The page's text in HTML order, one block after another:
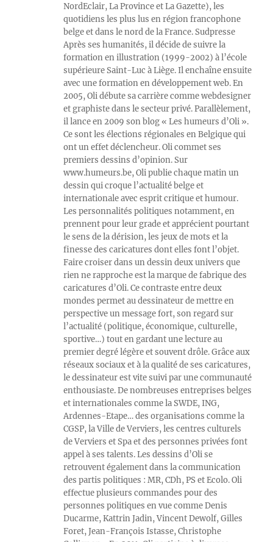
NordEclair, La Province et La Gazette), les
quotidiens les plus lus en région francophone
belge et dans le nord de la France. Sudpresse
Après ses humanités, il décide de suivre la
formation en illustration (1999-2002) à l’école
supérieure Saint-Luc à Liège. Il enchaîne ensuite
avec une formation en développement web. En
2005, Oli débute sa carrière comme webdesigner
et graphiste dans le secteur privé. Parallèlement,
il lance en 2009 son blog « Les humeurs d’Oli ».
Ce sont les élections régionales en Belgique qui
ont un effet déclencheur. Oli commet ses
premiers dessins d’opinion. Sur
www.humeurs.be, Oli publie chaque matin un
dessin qui croque l’actualité belge et
internationale avec esprit critique et humour.
Les personnalités politiques notamment, en
prennent pour leur grade et apprécient pourtant
le sens de la dérision, les jeux de mots et la
finesse des caricatures dont elles font l’objet.
Faire croiser dans un dessin deux univers que
rien ne rapproche est la marque de fabrique des
caricatures d’Oli. Ce contraste entre deux
mondes permet au dessinateur de mettre en
perspective un message fort, son regard sur
l’actualité (politique, économique, culturelle,
sportive…) tout en gardant une lecture au
premier degré légère et souvent drôle. Grâce aux
réseaux sociaux et à la qualité de ses caricatures,
le dessinateur est vite suivi par une communauté
enthousiaste. De nombreuses entreprises belges
et internationales comme la SWDE, ING,
Ardennes-Etape… des organisations comme la
CGSP, la Ville de Verviers, les centres culturels
de Verviers et Spa et des personnes privées font
appel à ses talents. Les dessins d’Oli se
retrouvent également dans la communication
des partis politiques : MR, CDh, PS et Ecolo. Oli
effectue plusieurs commandes pour des
personnes politiques en vue comme Denis
Ducarme, Kattrin Jadin, Vincent Dewolf, Gilles
Foret, Jean-François Istasse, Christophe